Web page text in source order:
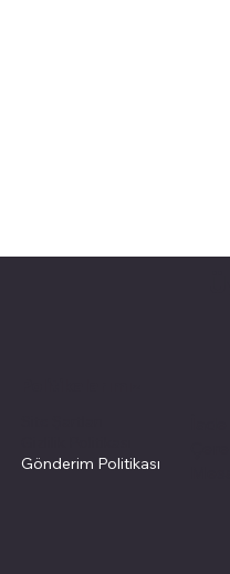
Gönderim Politikası